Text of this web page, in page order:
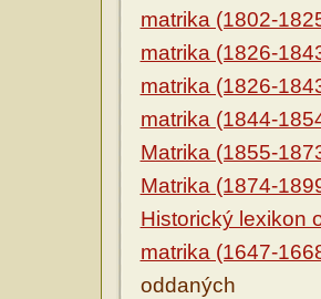
matrika (1802-
matrika (1826-
matrika (1826-
matrika (1844-
Matrika (1855-
Matrika (1874-
Historický lexikon
matrika (1647-
oddaných